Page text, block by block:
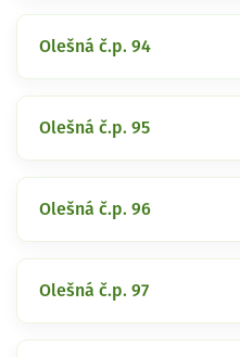
Olešná č.p. 94
Olešná č.p. 95
Olešná č.p. 96
Olešná č.p. 97